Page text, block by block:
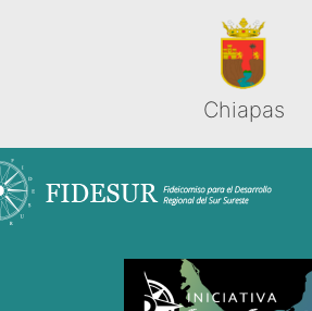
Chiapas